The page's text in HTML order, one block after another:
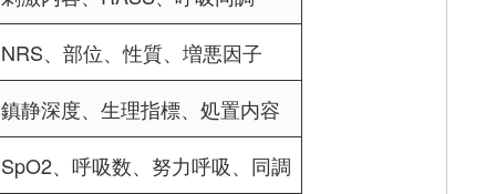
NRS、部位、性質、増悪因子
鎮静深度、生理指標、処置内容
SpO2、呼吸数、努力呼吸、同調